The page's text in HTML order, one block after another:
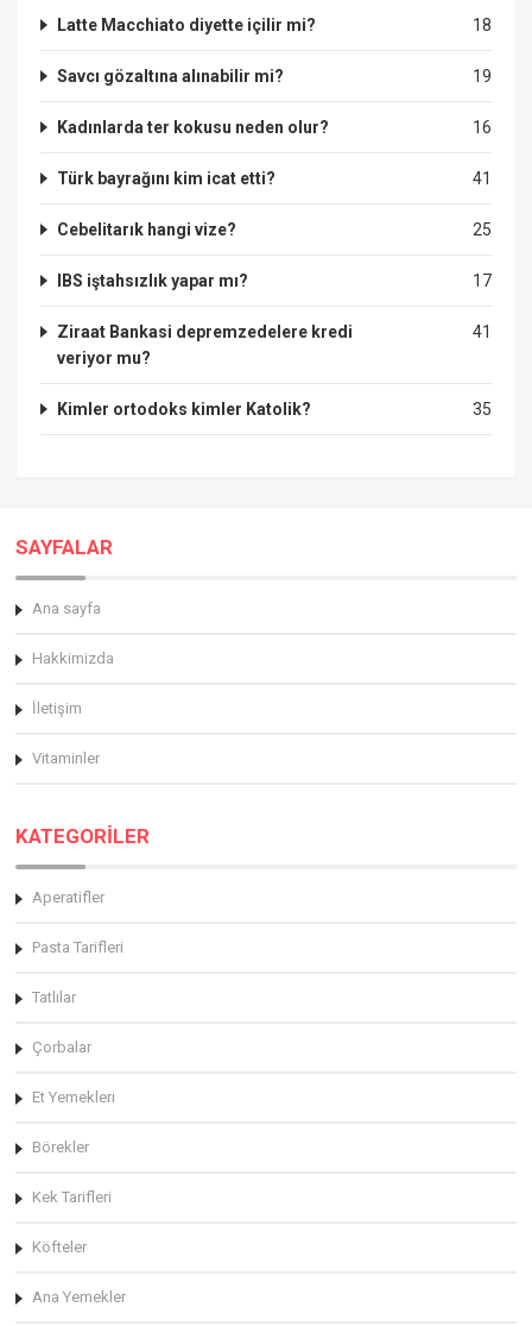
18
Latte Macchiato diyette içilir mi?
19
Savcı gözaltına alınabilir mi?
16
Kadınlarda ter kokusu neden olur?
41
Türk bayrağını kim icat etti?
25
Cebelitarık hangi vize?
17
IBS iştahsızlık yapar mı?
41
Ziraat Bankasi depremzedelere kredi
veriyor mu?
35
Kimler ortodoks kimler Katolik?
SAYFALAR
Ana sayfa
Hakkimizda
İletişim
Vitaminler
KATEGORİLER
Aperatifler
Pasta Tarifleri
Tatlılar
Çorbalar
Et Yemekleri
Börekler
Kek Tarifleri
Köfteler
Ana Yemekler